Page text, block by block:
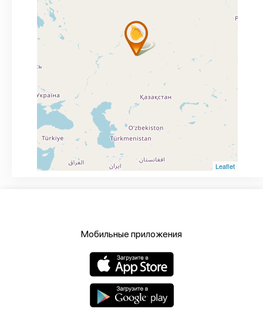
Leaflet
Мобильные приложения